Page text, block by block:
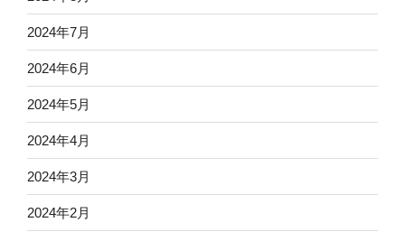
2024年7月
2024年6月
2024年5月
2024年4月
2024年3月
2024年2月